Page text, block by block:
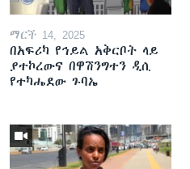
ማርች 14, 2025
በአፍሪካ የኅይል አቅርቦት ላይ
ያተኮረውና በዋሽንግተን ዲሲ
የተካሔደው ጉባኤ